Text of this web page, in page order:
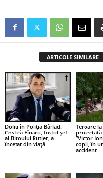
ARTICOLE SIMILARE
Doliu în Poliția Bârlad.
Costică Fînaru, fostul șef
al Biroului Rutier, a
încetat din viață
Teroare
”Victor
copii, în
accident